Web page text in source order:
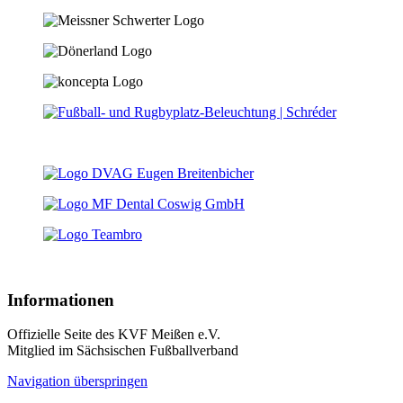
Informationen
Offizielle Seite des KVF Meißen e.V.
Mitglied im Sächsischen Fußballverband
Navigation überspringen